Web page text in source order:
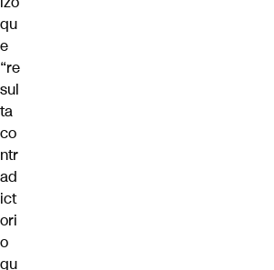
qu
e
“re
sul
ta
co
ntr
ad
ict
ori
o
qu